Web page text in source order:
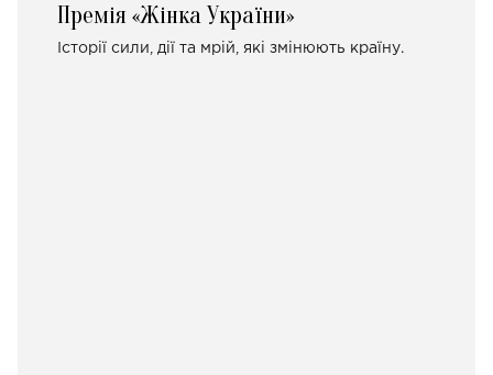
Премія «Жінка України»
Історії сили, дії та мрій, які змінюють країну.